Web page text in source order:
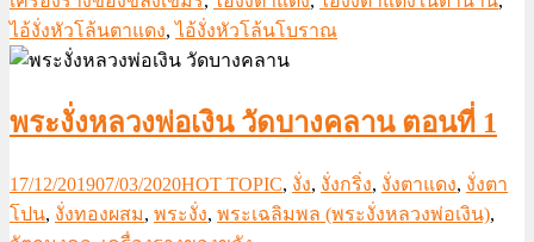
ไอ้งั่งหัวโล้นตาแดง,ไอ้งั่งหัวโล้นโบราณ
พระงั่งหลวงพ่อเงิน วัดบางคลาน ตอนที่ 1
17/12/201907/03/2020HOT TOPIC, งั่ง, งั่งกริ่ง, งั่งตาแดง, งั่งตา
โปน, งั่งทองผสม, พระงั่ง, พระเฉลิมพล (พระงั่งหลวงพ่อเงิน),